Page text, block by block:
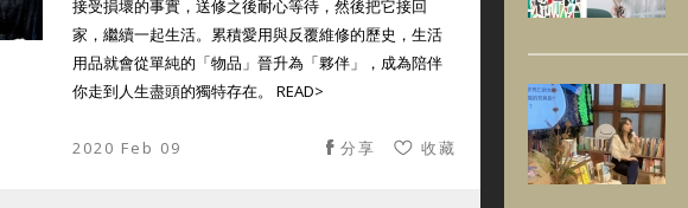
接受損壞的事實，送修之後耐心等待，然後把它接回
家，繼續一起生活。累積愛用與反覆維修的歷史，生活
用品就會從單純的「物品」晉升為「夥伴」，成為陪伴
你走到人生盡頭的獨特存在。 READ>
2020 Feb 09 收藏
分享